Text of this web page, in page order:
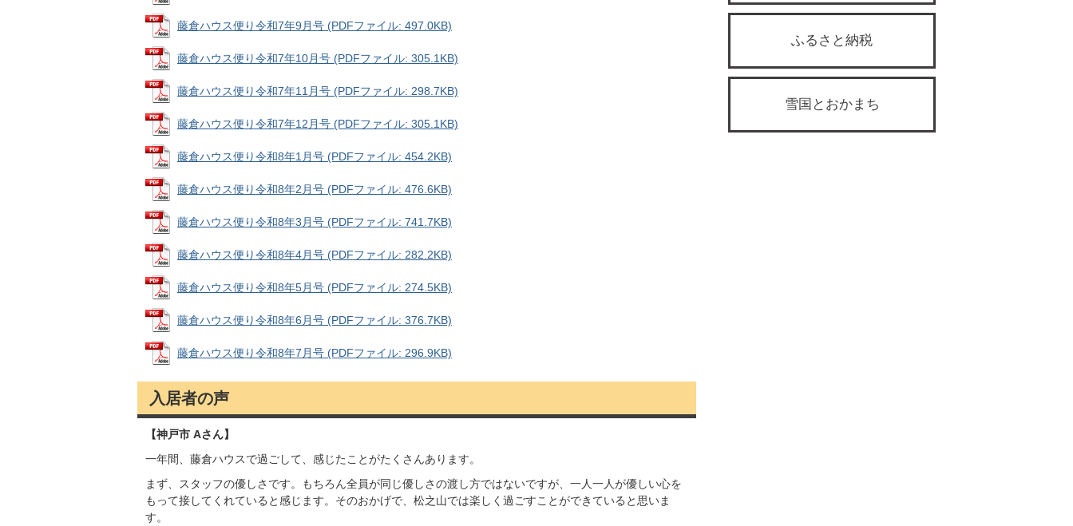
藤倉ハウス便り令和7年9月号 (PDFファイル: 497.0KB)
藤倉ハウス便り令和7年10月号 (PDFファイル: 305.1KB)
藤倉ハウス便り令和7年11月号 (PDFファイル: 298.7KB)
藤倉ハウス便り令和7年12月号 (PDFファイル: 305.1KB)
藤倉ハウス便り令和8年1月号 (PDFファイル: 454.2KB)
藤倉ハウス便り令和8年2月号 (PDFファイル: 476.6KB)
藤倉ハウス便り令和8年3月号 (PDFファイル: 741.7KB)
藤倉ハウス便り令和8年4月号 (PDFファイル: 282.2KB)
藤倉ハウス便り令和8年5月号 (PDFファイル: 274.5KB)
藤倉ハウス便り令和8年6月号 (PDFファイル: 376.7KB)
藤倉ハウス便り令和8年7月号 (PDFファイル: 296.9KB)
入居者の声
【神戸市 Aさん】
一年間、藤倉ハウスで過ごして、感じたことがたくさんあります。
まず、スタッフの優しさです。もちろん全員が同じ優しさの渡し方ではないですが、一人一人が優しい心を
もって接してくれていると感じます。そのおかげで、松之山では楽しく過ごすことができていると思いま
す。
ふるさと納税
雪国とおかまち